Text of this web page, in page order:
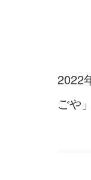
2022
ごや